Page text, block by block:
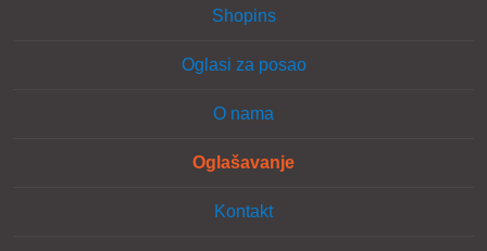
Shopins
Oglasi za posao
O nama
Oglašavanje
Kontakt